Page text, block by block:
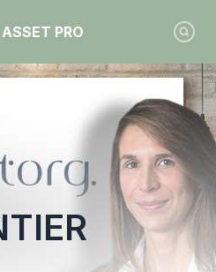
PRO
Charpentier"